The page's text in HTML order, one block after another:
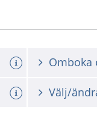
Omboka
Välj/